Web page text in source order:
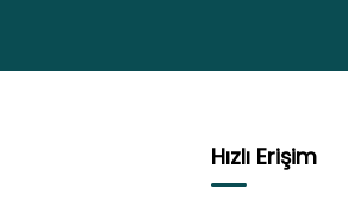
Hızlı Erişim